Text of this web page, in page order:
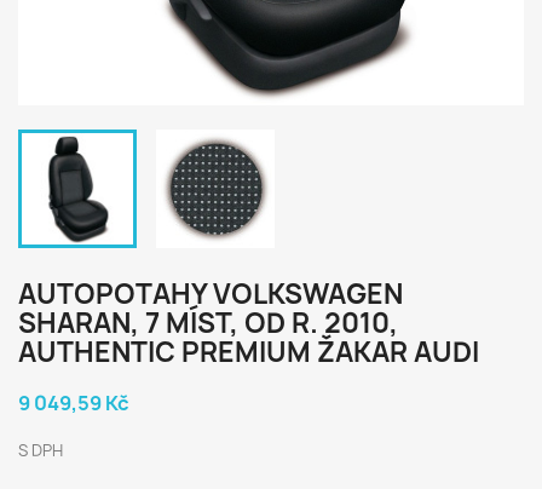
AUTOPOTAHY VOLKSWAGEN
SHARAN, 7 MÍST, OD R. 2010,
AUTHENTIC PREMIUM ŽAKAR AUDI
9 049,59 Kč
S DPH